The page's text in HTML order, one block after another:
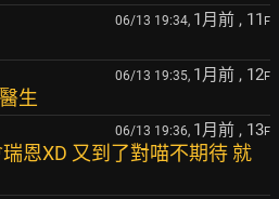
06/13 19:34, 1月前 , 11 F
06/13 19:35, 1月前 , 12F
生
06/13 19:36, 1月前 , 13F
恩XD 又到了對喵不期待 就